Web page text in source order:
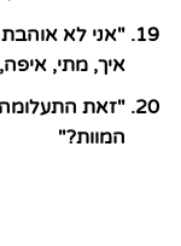
"אני לא
איך, מתי,
"זאת
המוות?"